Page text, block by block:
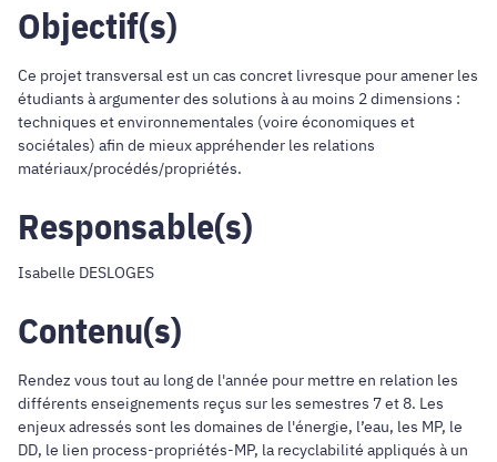
Objectif(s)
Ce projet transversal est un cas concret livresque pour amener les
étudiants à argumenter des solutions à au moins 2 dimensions :
techniques et environnementales (voire économiques et
sociétales) afin de mieux appréhender les relations
matériaux/procédés/propriétés.
Responsable(s)
Isabelle DESLOGES
Contenu(s)
Rendez vous tout au long de l'année pour mettre en relation les
différents enseignements reçus sur les semestres 7 et 8. Les
enjeux adressés sont les domaines de l'énergie, l’eau, les MP, le
DD, le lien process-propriétés-MP, la recyclabilité appliqués à un